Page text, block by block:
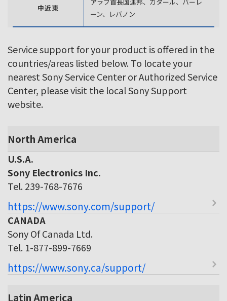
中近東
ーン、レバノン
Service support for your product is offered in the
countries/areas listed below. To locate your
nearest Sony Service Center or Authorized Service
Center, please visit the local Sony Support
website.
North America
U.S.A.
Sony Electronics Inc.
Tel. 239-768-7676
https://www.sony.com/support/
CANADA
Sony Of Canada Ltd.
Tel. 1-877-899-7669
https://www.sony.ca/support/
Latin America